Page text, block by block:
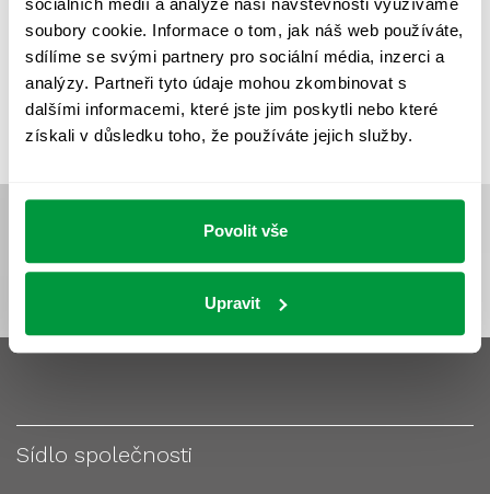
sociálních médií a analýze naší návštěvnosti využíváme
soubory cookie. Informace o tom, jak náš web používáte,
sdílíme se svými partnery pro sociální média, inzerci a
analýzy. Partneři tyto údaje mohou zkombinovat s
dalšími informacemi, které jste jim poskytli nebo které
získali v důsledku toho, že používáte jejich služby.
Povolit vše
Upravit
VÝPOČET OSVĚTLENÍ VÝPOČET ZASTÍNĚNÍ
VÝPOČTY A NÁVRHY
ZKOUŠKY NOUZOVÉHO OSVĚTLENÍ
Sídlo společnosti